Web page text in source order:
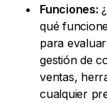
Funciones:
qué
para
gestión de
ventas,
cualquier